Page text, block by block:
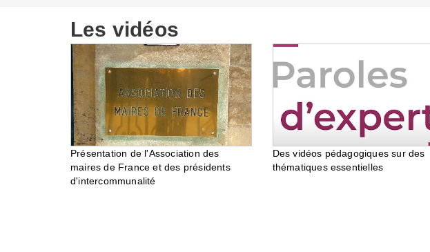
Les vidéos
Présentation de l'Association des
maires de France et des présidents
d'intercommunalité
Des vidéos pédagogiques sur des
thématiques essentielles